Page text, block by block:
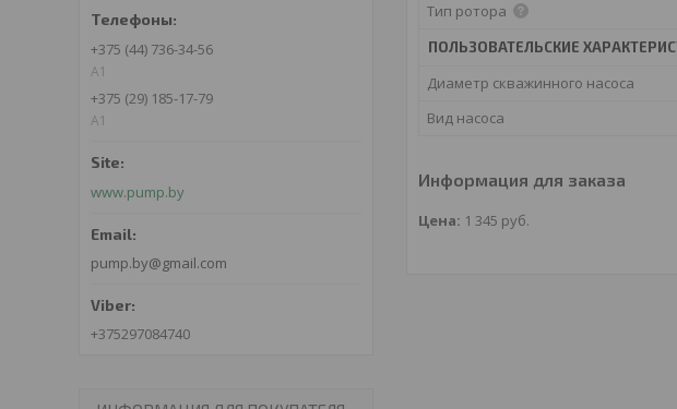
Тип ротора
ПОЛЬЗОВАТЕЛЬСКИЕ
Диаметр скважинного насоса
Вид насоса
Информация для заказа
Цена: 1 345 руб.
+375 (44) 736-34-56
A1
+375 (29) 185-17-79
A1
www.pump.by
pump.by@gmail.com
+375297084740